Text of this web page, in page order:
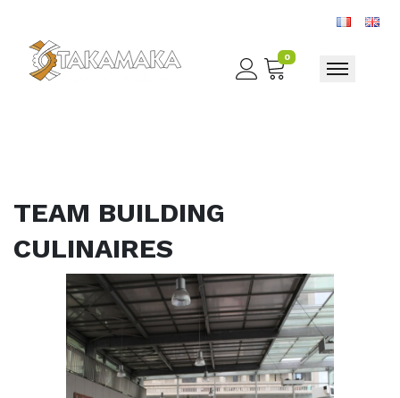
0
Toggle
TEAM BUILDING
CULINAIRES